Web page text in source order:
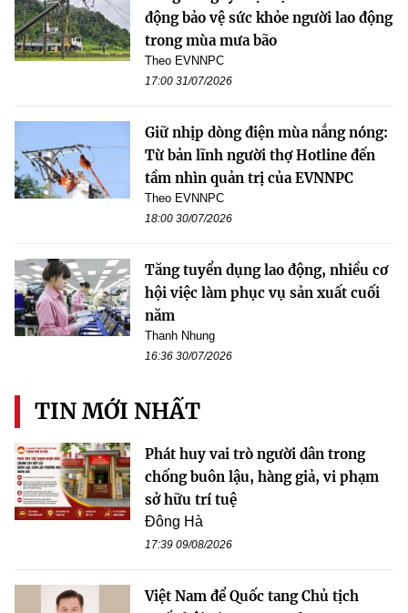
động bảo vệ sức khỏe người lao động
trong mùa mưa bão
Theo EVNNPC
17:00 31/07/2026
Giữ nhịp dòng điện mùa nắng nóng:
Từ bản lĩnh người thợ Hotline đến
tầm nhìn quản trị của EVNNPC
Theo EVNNPC
18:00 30/07/2026
Tăng tuyển dụng lao động, nhiều cơ
hội việc làm phục vụ sản xuất cuối
năm
Thanh Nhung
16:36 30/07/2026
TIN MỚI NHẤT
Phát huy vai trò người dân trong
chống buôn lậu, hàng giả, vi phạm
sở hữu trí tuệ
Đông Hà
17:39 09/08/2026
Việt Nam để Quốc tang Chủ tịch